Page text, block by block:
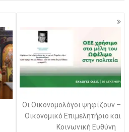
Οι Οικονομολόγοι ψηφίζουν –
Οικονομικό Επιμελητήριο και
Κοινωνική Ευθύνη